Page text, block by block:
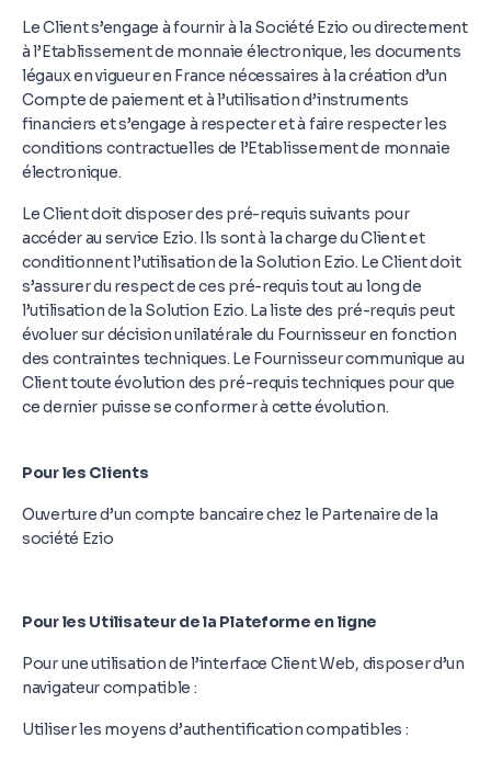
Le Client s’engage à fournir à la Société Ezio ou directement
à l’Etablissement de monnaie électronique, les documents
légaux en vigueur en France nécessaires à la création d’un
Compte de paiement et à l’utilisation d’instruments
financiers et s’engage à respecter et à faire respecter les
conditions contractuelles de l’Etablissement de monnaie
électronique.
Le Client doit disposer des pré-requis suivants pour
accéder au service Ezio. Ils sont à la charge du Client et
conditionnent l’utilisation de la Solution Ezio. Le Client doit
s’assurer du respect de ces pré-requis tout au long de
l’utilisation de la Solution Ezio. La liste des pré-requis peut
évoluer sur décision unilatérale du Fournisseur en fonction
des contraintes techniques. Le Fournisseur communique au
Client toute évolution des pré-requis techniques pour que
ce dernier puisse se conformer à cette évolution.
Pour les Clients
Ouverture d’un compte bancaire chez le Partenaire de la
société Ezio
Pour les Utilisateur de la Plateforme en ligne
Pour une utilisation de l’interface Client Web, disposer d’un
navigateur compatible :
Utiliser les moyens d’authentification compatibles :